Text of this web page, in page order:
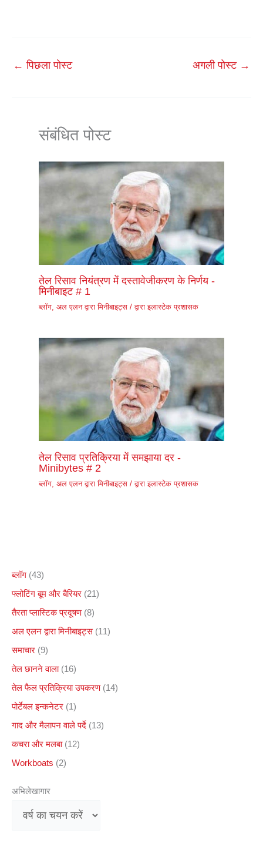
← पिछला पोस्ट अगली पोस्ट →
संबंधित पोस्ट
तेल रिसाव नियंत्रण में दस्तावेजीकरण के निर्णय -
मिनीबाइट # 1
ब्लॉग, अल एलन द्वारा मिनीबाइट्स/ द्वाराइलास्टेक प्रशासक
तेल रिसाव प्रतिक्रिया में समझाया दर -
Minibytes # 2
ब्लॉग, अल एलन द्वारा मिनीबाइट्स/ द्वाराइलास्टेक प्रशासक
ब्लॉग (43)
फ्लोटिंग बूम और बैरियर (21)
तैरता प्लास्टिक प्रदूषण(8)
अल एलन द्वारा मिनीबाइट्स(11)
समाचार (9)
तेल छानने वाला(16)
तेल फैल प्रतिक्रिया उपकरण(14)
पोर्टेबल इन्कनेटर (1)
गाद और मैलापन वाले पर्दे (13)
कचरा और मलबा(12)
Workboats (2)
अभिलेखागार